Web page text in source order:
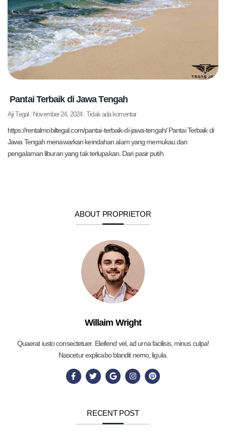
Pantai Terbaik di Jawa Tengah
Aji Tegal November 24, 2024 Tidak ada komentar
https://rentalmobiltegal.com/pantai-terbaik-di-jawa-tengah/ Pantai Terbaik di
Jawa Tengah menawarkan keindahan alam yang memukau dan
pengalaman liburan yang tak terlupakan. Dari pasir putih
ABOUT PROPRIETOR
Willaim Wright
Quaerat iusto consectetuer. Eleifend vel, ad urna facilisis, minus culpa!
Nascetur explicabo blandit nemo, ligula.
RECENT POST